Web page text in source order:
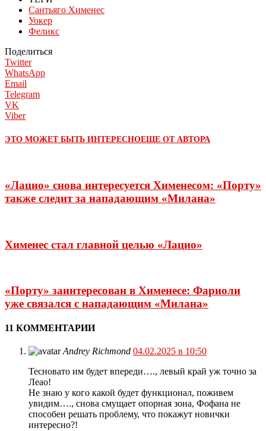
Сантьяго Хименес
Уокер
Феликс
Поделиться
Twitter
WhatsApp
Email
Telegram
VK
Viber
ЭТО МОЖЕТ БЫТЬ ИНТЕРЕСНОЕЩЕ ОТ АВТОРА
«Лацио» снова интересуется Хименесом: «Порту»
также следит за нападающим «Милана»
Хименес стал главной целью «Лацио»
«Порту» заинтересован в Хименесе: Фариоли
уже связался с нападающим «Милана»
11 КОММЕНТАРИИ
Andrey Richmond 04.02.2025 в 10:50
Тесновато им будет впереди…., левый край уж точно за
Леао!
Не знаю у кого какой будет функционал, поживем
увидим…., снова смущает опорная зона, Фофана не
способен решать проблему, что покажут новички
интересно?!